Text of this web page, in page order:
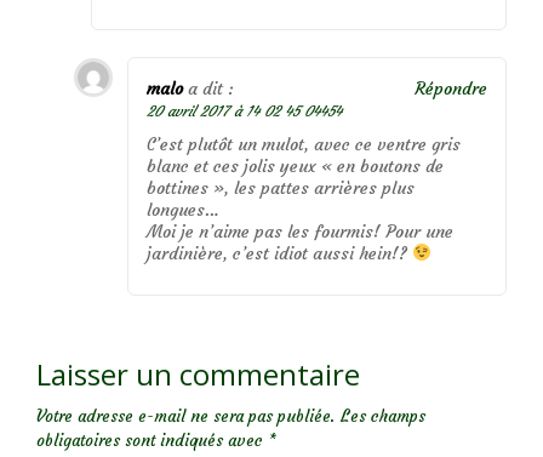
malo a dit :
20 avril 2017 à 14 02 45 04454
C’est plutôt un mulot, avec ce ventre gris
blanc et ces jolis yeux « en boutons de
bottines », les pattes arrières plus
longues…
Moi je n’aime pas les fourmis! Pour une
jardinière, c’est idiot aussi hein!?
Répondre
Laisser un commentaire
Votre adresse e-mail ne sera pas publiée. Les champs
obligatoires sont indiqués avec *